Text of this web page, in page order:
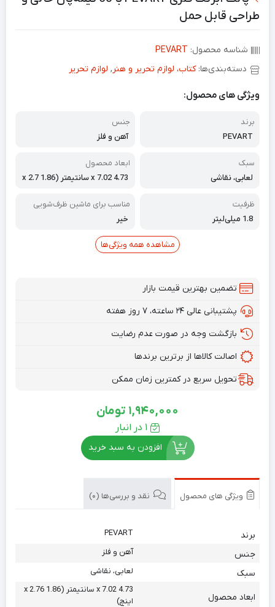
طراحی قابل حمل
شناسه محصول: PEVART
دسته‌بندی‌ها:کتاب، لوازم تحریر و هنر, لوازم تحریر
ویژگی های محصول:
برند
PEVART
جنس
آهن و فلز
سبک
لعابی، نقاشی
ابعاد محصول
4.73 x 7.02 سانتیمتر (1.86 x 2.7
ظرفیت
1.8 میلی‌لیتر
مناسب برای ماشین ظرف‌شویی
خیر
مشاهده همه ویژگی‌ها
تضمین بهترین قیمت بازار
پشتیبانی عالی ۲۴ ساعته، ۷ روز هفته
بازگشت وجه در صورت عدم رضایت
اصالت کالاها از برترین برندها
تحویل سریع در کمترین زمان ممکن
1,940,000 تومان
1 در انبار
افزودن به سبد خرید
ویژگی های محصول نقد و بررسی‌ها (0)
برند PEVART
جنس آهن و فلز
سبک لعابی، نقاشی
ابعاد محصول
4.73 x 7.02 سانتیمتر (1.86 x 2.76
اینچ)